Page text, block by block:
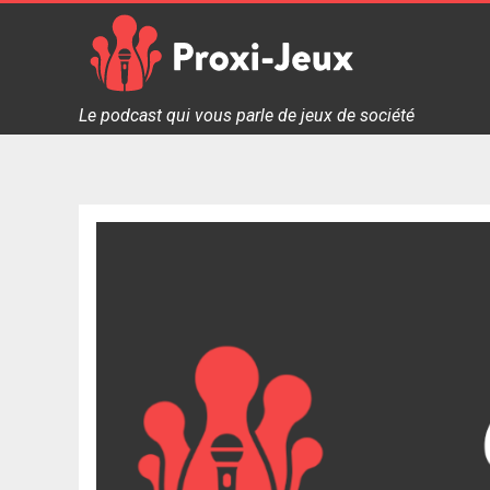
Proxi Jeux - Le podcast qui vous parle de jeux de
Le podcast qui vous parle de jeux de société